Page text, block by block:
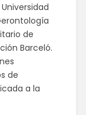
de
Barceló.
de
a la